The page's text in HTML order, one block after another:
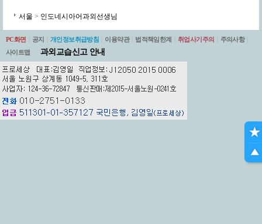
서울 > 인도네시아어과외선생님
PC화면 공지 개인정보취급방침 이용약관 법적책임한계 취업사기주의 주의사항
사이트맵
과외교습신고 안내